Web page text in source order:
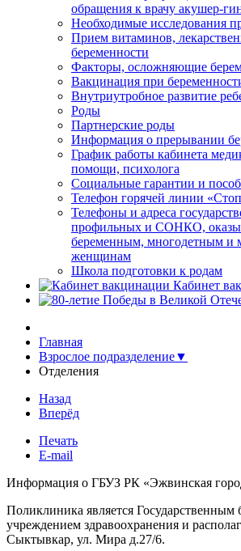
обращения к врачу акушер-
Необходимые исследования
Прием витаминов,
беременности
Факторы, осложняющие
Вакцинация при
Внутриутробное развитие
Роды
Партнерские роды
Информация о прерывании
График работы кабинета
помощи, психолога
Социальные гарантии и
Телефон горячей линии
Телефоны и адреса
профильных и СОНКО,
беременным, многодетным и
женщинам
Школа подготовки к родам
Кабинет
Главная
Взрослое подразделение▼
Отделения
Назад
Вперёд
Печать
E-mail
Информация о ГБУЗ РК «Эжвинская
Поликлиника является
учреждением здравоохранения и
Сыктывкар, ул. Мира д.27/6.